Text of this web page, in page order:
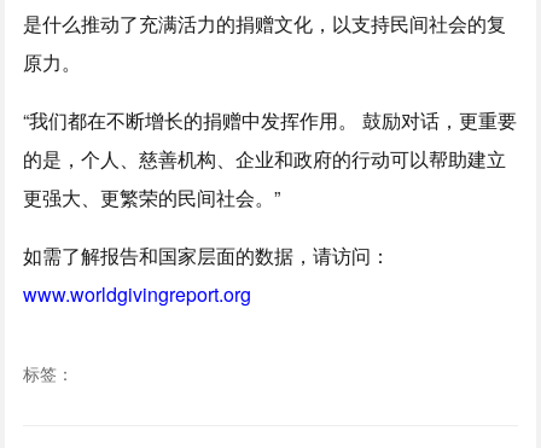
是什么推动了充满活力的捐赠文化，以支持民间社会的复
原力。
“我们都在不断增长的捐赠中发挥作用。 鼓励对话，更重要
的是，个人、慈善机构、企业和政府的行动可以帮助建立
更强大、更繁荣的民间社会。”
如需了解报告和国家层面的数据，请访问：
www.worldgivingreport.org
标签：